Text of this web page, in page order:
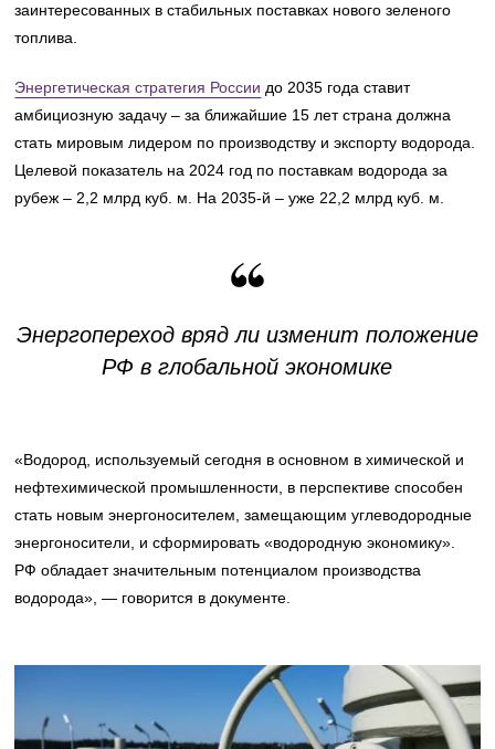
заинтересованных в стабильных поставках нового зеленого
топлива.
Энергетическая стратегия России до 2035 года ставит
амбициозную задачу – за ближайшие 15 лет страна должна
стать мировым лидером по производству и экспорту водорода.
Целевой показатель на 2024 год по поставкам водорода за
рубеж – 2,2 млрд куб. м. На 2035-й – уже 22,2 млрд куб. м.
Энергопереход вряд ли изменит положение
РФ в глобальной экономике
«Водород, используемый сегодня в основном в химической и
нефтехимической промышленности, в перспективе способен
стать новым энергоносителем, замещающим углеводородные
энергоносители, и сформировать «водородную экономику».
РФ обладает значительным потенциалом производства
водорода», — говорится в документе.